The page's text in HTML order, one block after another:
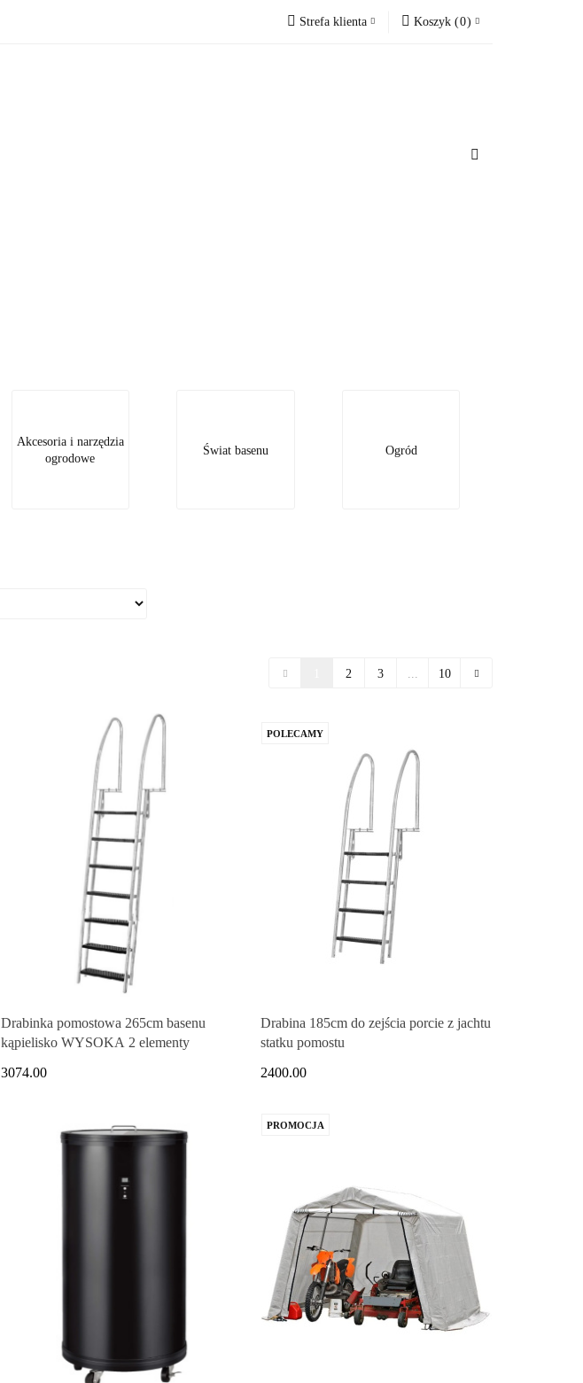
Strefa klienta Koszyk (0)
Akcesoria i narzędzia
ogrodowe
Świat basenu Ogród
2 3 ... 10
Drabinka pomostowa 265cm basenu
kąpielisko WYSOKA 2 elementy
3074.00
POLECAMY
Drabina 185cm do zejścia porcie z jachtu
statku pomostu
2400.00
PROMOCJA